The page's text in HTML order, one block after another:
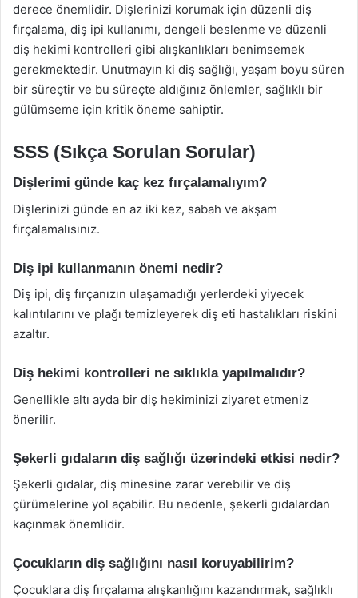
derece önemlidir. Dişlerinizi korumak için düzenli diş
fırçalama, diş ipi kullanımı, dengeli beslenme ve düzenli
diş hekimi kontrolleri gibi alışkanlıkları benimsemek
gerekmektedir. Unutmayın ki diş sağlığı, yaşam boyu süren
bir süreçtir ve bu süreçte aldığınız önlemler, sağlıklı bir
gülümseme için kritik öneme sahiptir.
SSS (Sıkça Sorulan Sorular)
Dişlerimi günde kaç kez fırçalamalıyım?
Dişlerinizi günde en az iki kez, sabah ve akşam
fırçalamalısınız.
Diş ipi kullanmanın önemi nedir?
Diş ipi, diş fırçanızın ulaşamadığı yerlerdeki yiyecek
kalıntılarını ve plağı temizleyerek diş eti hastalıkları riskini
azaltır.
Diş hekimi kontrolleri ne sıklıkla yapılmalıdır?
Genellikle altı ayda bir diş hekiminizi ziyaret etmeniz
önerilir.
Şekerli gıdaların diş sağlığı üzerindeki etkisi nedir?
Şekerli gıdalar, diş minesine zarar verebilir ve diş
çürümelerine yol açabilir. Bu nedenle, şekerli gıdalardan
kaçınmak önemlidir.
Çocukların diş sağlığını nasıl koruyabilirim?
Çocuklara diş fırçalama alışkanlığını kazandırmak, sağlıklı